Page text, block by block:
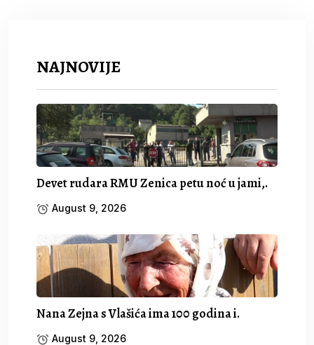
NAJNOVIJE
Devet rudara RMU Zenica petu noć u jami,.
August 9, 2026
Nana Zejna s Vlašića ima 100 godina i.
August 9, 2026